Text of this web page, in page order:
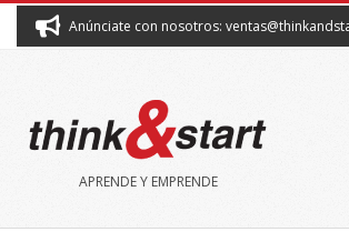
Anúnciate con nosotros:
APRENDE Y EMPRENDE